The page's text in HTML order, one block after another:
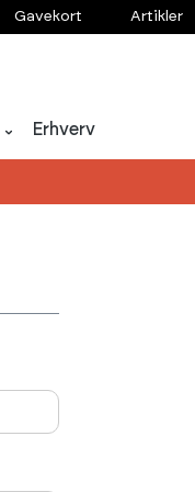
Gavekort Artikler
Erhverv